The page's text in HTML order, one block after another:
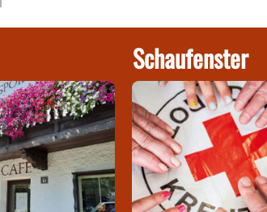
Schaufenster